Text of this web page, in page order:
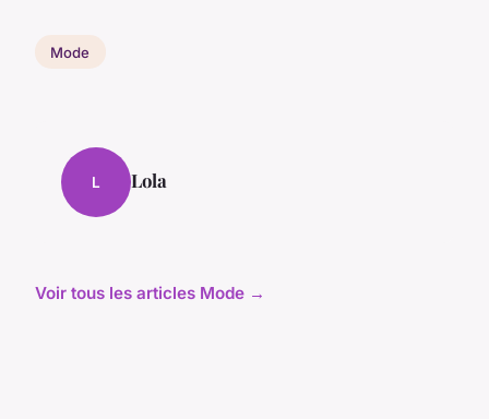
Mode
L Lola
Voir tous les articles Mode →